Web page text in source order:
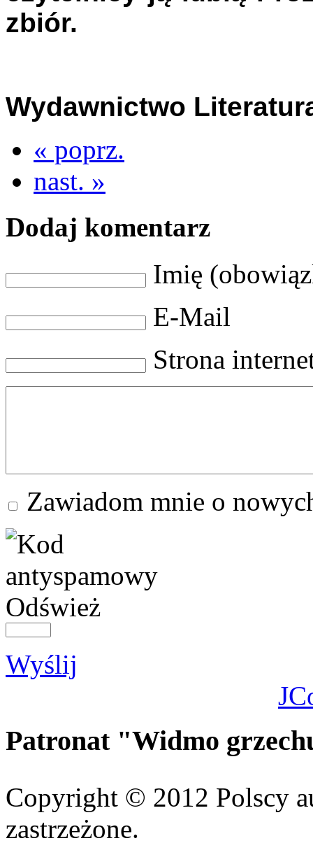
zbiór.
Wydawnictwo
« poprz.
nast. »
Dodaj komentarz
Imię
E-Mail
Strona
Zawiadom mnie o
Odśwież
Wyślij
Patronat "Widmo
Copyright © 2012 Polscy
zastrzeżone.